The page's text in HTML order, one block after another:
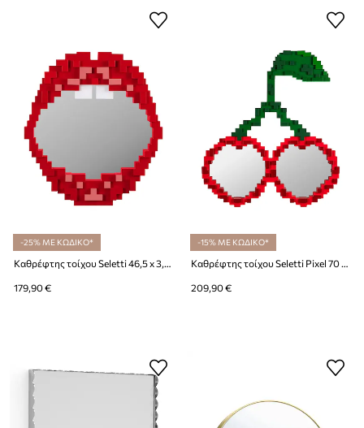
-25% ΜΕ ΚΩΔΙΚΟ*
Καθρέφτης τοίχου Seletti 46,5 x 3,6 cm
179,90 €
-15% ΜΕ ΚΩΔΙΚΟ*
Καθρέφτης τοίχου Seletti Pixel 70 x 76 cm
209,90 €